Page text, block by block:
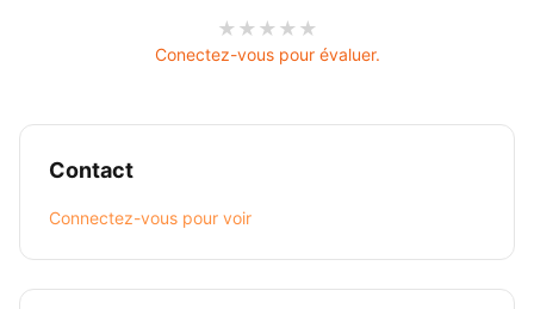
★ ★ ★ ★ ★
Conectez-vous pour évaluer.
Contact
Connectez-vous pour voir